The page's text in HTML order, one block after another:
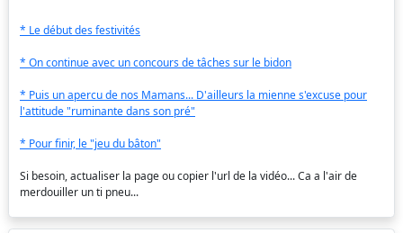
* Le début des festivités
* On continue avec un concours de tâches sur le bidon
* Puis un apercu de nos Mamans... D'ailleurs la mienne s'excuse pour
l'attitude "ruminante dans son pré"
* Pour finir, le "jeu du bâton"
Si besoin, actualiser la page ou copier l'url de la vidéo... Ca a l'air de
merdouiller un ti pneu...